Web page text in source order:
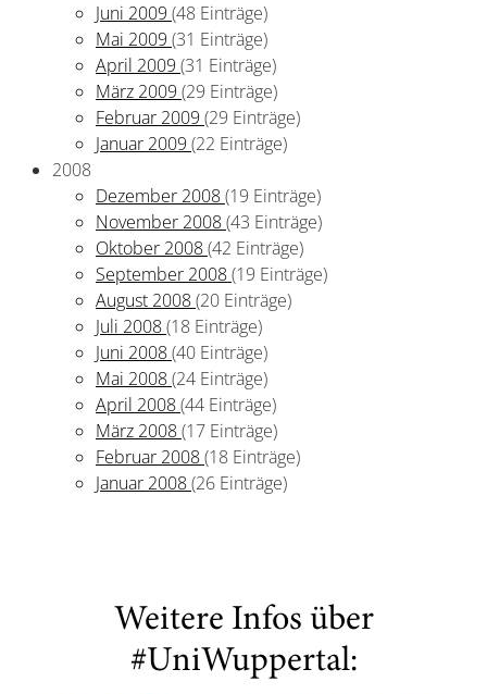
Juni 2009 (48 Einträge)
Mai 2009 (31 Einträge)
April 2009 (31 Einträge)
März 2009 (29 Einträge)
Februar 2009 (29 Einträge)
Januar 2009 (22 Einträge)
2008
Dezember 2008(19 Einträge)
November 2008(43 Einträge)
Oktober 2008(42 Einträge)
September 2008(19 Einträge)
August 2008(20 Einträge)
Juli 2008(18 Einträge)
Juni 2008(40 Einträge)
Mai 2008(24 Einträge)
April 2008(44 Einträge)
März 2008(17 Einträge)
Februar 2008(18 Einträge)
Januar 2008(26 Einträge)
Weitere Infos über
#UniWuppertal: